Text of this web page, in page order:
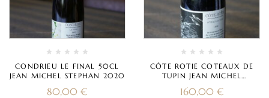
CONDRIEU LE FINAL 50CL
JEAN MICHEL STEPHAN 2020
80,00 €
CÔTE ROTIE COTEAUX DE
TUPIN JEAN MICHEL
STEPHAN 2018
160,00 €